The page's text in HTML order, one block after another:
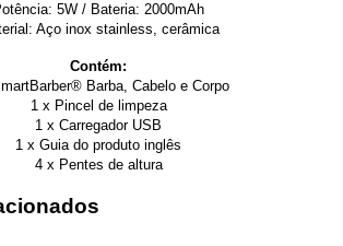
5W / Bateria: 2000mAh
Aço inox stainless, cerâmica
Contém:
Barba, Cabelo e Corpo
1 x Pincel de limpeza
1 x Carregador USB
1 x Guia do produto inglês
4 x Pentes de altura